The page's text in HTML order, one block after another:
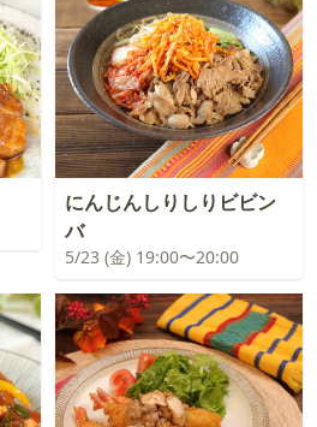
にんじんしりしりビビン
バ
5/23 (金) 19:00〜20:00